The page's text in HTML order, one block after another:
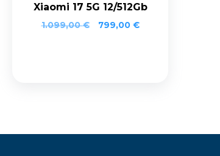
Xiaomi 17 5G 12/512Gb
1.099,00€ 799,00 €